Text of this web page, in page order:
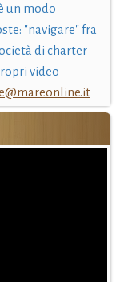
un modo
"navigare" fra
di charter
video